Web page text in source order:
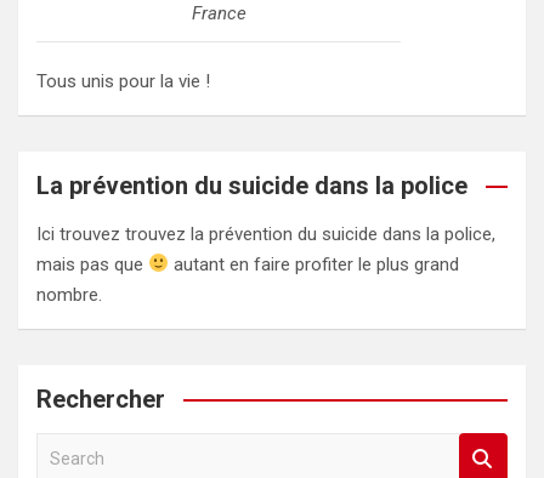
France
Tous unis pour la vie !
La prévention du suicide dans la police
Ici trouvez trouvez la prévention du suicide dans la police,
mais pas que
autant en faire profiter le plus grand
nombre.
Rechercher